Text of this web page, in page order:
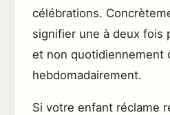
célébrations.
signifier une à deux fois
et non quotidiennement
hebdomadairement.
Si votre enfant réclame